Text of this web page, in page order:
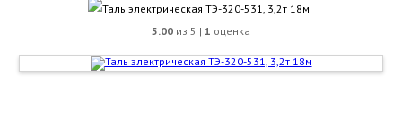
5.00 из 5 | 1 оценка